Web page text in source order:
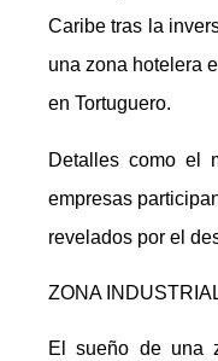
Caribe tras la
una zona hotelera
en Tortuguero.
Detalles como el
empresas
revelados por el
ZONA
El sueño de una